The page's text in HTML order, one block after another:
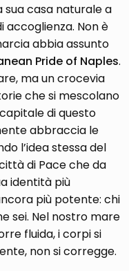
sua casa naturale a
accoglienza. Non è
abbia assunto
Pride of Naples.
ma un crocevia
che si mescolano
di questo
abbraccia le
l’idea stessa del
di Pace che da
identità più
più potente: chi
sei. Nel nostro mare
fluida, i corpi si
non si corregge.